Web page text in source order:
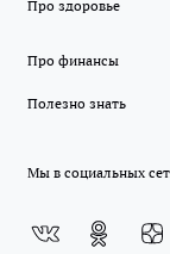
Про здоровье
Про финансы
Полезно знать
Мы в социальных